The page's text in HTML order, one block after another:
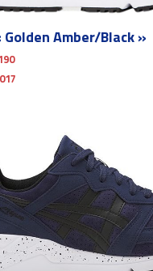
Amber/Black »